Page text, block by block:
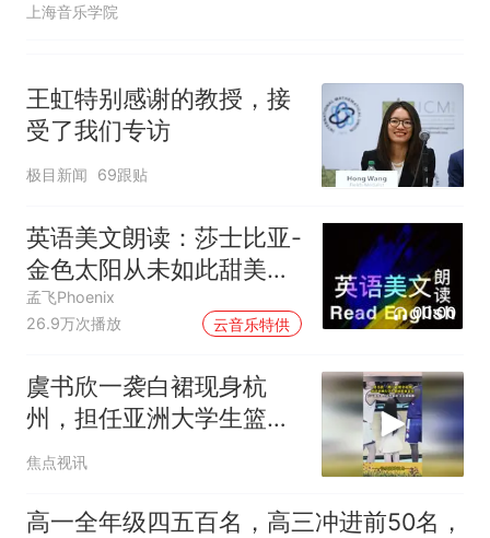
上海音乐学院
王虹特别感谢的教授，接
受了我们专访
极目新闻 69跟贴
英语美文朗读：莎士比亚-
金色太阳从未如此甜美吻
过
孟飞Phoenix
26.9万次播放
云音乐特供
00:00
虞书欣一袭白裙现身杭
州，担任亚洲大学生篮球
联赛，嘉宾元气甜妹遇上
焦点视讯
高一全年级四五百名，高三冲进前50名，